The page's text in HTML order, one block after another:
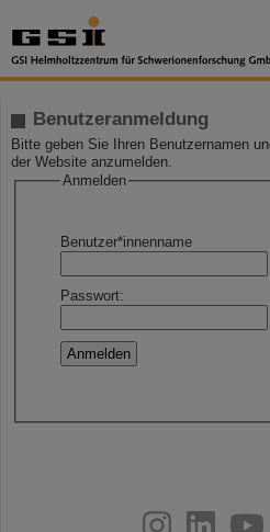
Benutzeranmeldung
Bitte geben Sie Ihren Benutzernamen
der Website anzumelden.
Anmelden
Benutzer*innenname
Passwort:
youtube
helmholtz.social
facebook